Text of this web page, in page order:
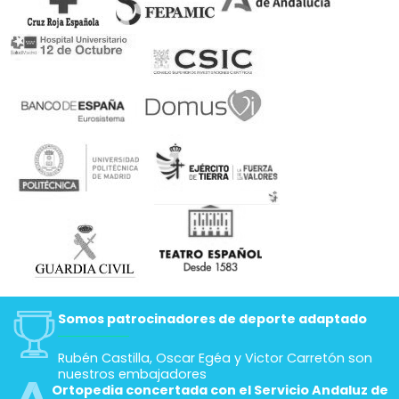
Somos patrocinadores de deporte adaptado
Rubén Castilla, Oscar Egéa y Victor Carretón son
nuestros embajadores
Ortopedia concertada con el Servicio Andaluz de